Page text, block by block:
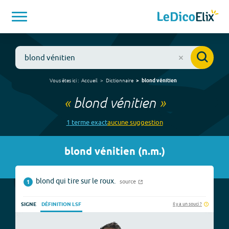
Vous êtes ici : Accueil Dictionnaire blond vénitien
« blond vénitien»
1 termeexactaucunesuggestion
blond vénitien (n.m.)
1 blond qui tire sur le roux. source
SIGNE DÉFINITION LSF Il y a un souci ?